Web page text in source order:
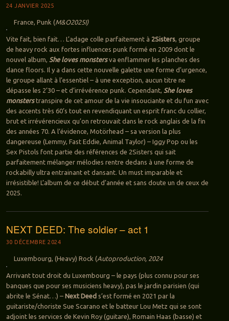
24 JANVIER 2025
France, Punk (M&O2025I)
Vite fait, bien fait… L’adage colle parfaitement à 2Sisters, groupe
de heavy rock aux fortes influences punk formé en 2009 dont le
nouvel album,
She loves monstersva enflammer les planches des
dance floors. Il y a dans cette nouvelle galette une forme d’urgence,
le groupe allant à l’essentiel – à une exception, aucun titre ne
dépasse les 2’30 – et d’irrévérence punk. Cependant, She loves
monsterstranspire de cet amour de la vie insouciante et du fun avec
des accents très 60’s tout en revendiquant un esprit franc du collier,
brut et irrévérencieux qu’on retrouvait dans le rock anglais de la fin
des années 70. A l’évidence, Motörhead – sa version la plus
dangereuse (Lemmy, Fast Eddie, Animal Taylor) – Iggy Pop ou les
Sex Pistols font partie des références de 2Sisters qui sait
parfaitement mélanger mélodies rentre dedans à une forme de
rockabilly ultra entrainant et dansant. Un must imparable et
irrésistible! L’album de ce début d’année et sans doute un de ceux de
2025.
NEXT DEED: The soldier – act 1
30 DÉCEMBRE 2024
Luxembourg, (Heavy) Rock (Autoproduction, 2024
Arrivant tout droit du Luxembourg – le pays (plus connu pour ses
banques que pour ses musiciens heavy), pas le jardin parisien (qui
abrite le Sénat…) – Next Deed s’est formé en 2021 par la
guitariste/choriste Sue Scarano et le batteur Lou Metz qui se sont
adjoint les services de Kevin Roy (guitare), Romain Haas (basse) et